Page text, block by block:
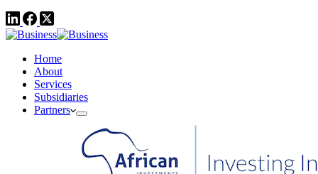
Home
About
Services
Subsidiaries
Partners